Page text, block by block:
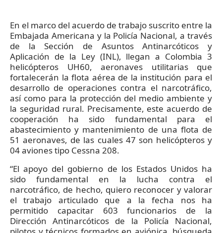
En el marco del acuerdo de trabajo suscrito entre la
Embajada Americana y la Policía Nacional, a través
de la Sección de Asuntos Antinarcóticos y
Aplicación de la Ley (INL), llegan a Colombia 3
helicópteros UH60, aeronaves utilitarias que
fortalecerán la flota aérea de la institución para el
desarrollo de operaciones contra el narcotráfico,
así como para la protección del medio ambiente y
la seguridad rural. Precisamente, este acuerdo de
cooperación ha sido fundamental para el
abastecimiento y mantenimiento de una flota de
51 aeronaves, de las cuales 47 son helicópteros y
04 aviones tipo Cessna 208.
“El apoyo del gobierno de los Estados Unidos ha
sido fundamental en la lucha contra el
narcotráfico, de hecho, quiero reconocer y valorar
el trabajo articulado que a la fecha nos ha
permitido capacitar 603 funcionarios de la
Dirección Antinarcóticos de la Policía Nacional,